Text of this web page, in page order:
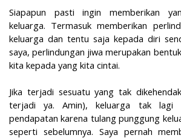
Siapapun pasti ingin memberikan
keluarga. Termasuk memberikan
keluarga dan tentu saja kepada diri
saya, perlindungan jiwa merupakan
kita kepada yang kita cintai.
Jika terjadi sesuatu yang tak
terjadi ya. Amin), keluarga tak lagi
pendapatan karena tulang punggung
seperti sebelumnya. Saya pernah